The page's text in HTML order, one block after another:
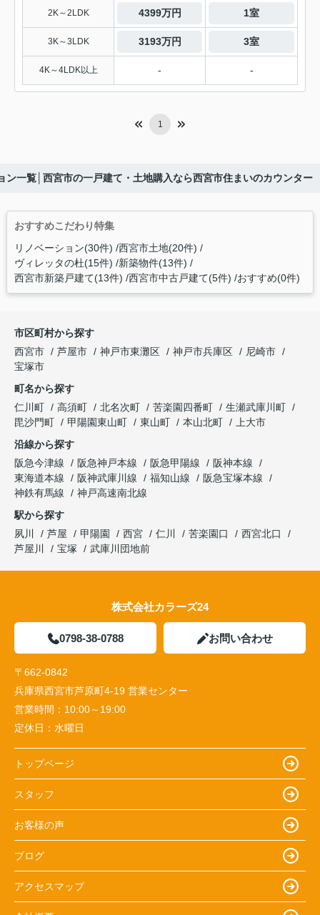
2K～2LDK 4399万円 1室
3K～3LDK 3193万円 3室
4K～4LDK以上 - -
1
ン一覧│西宮市の一戸建て・土地購入なら西宮市住まいのカウンター
おすすめこだわり特集
リノベーション(30件) 西宮市土地(20件)
ヴィレッタの杜(15件) 新築物件(13件)
西宮市新築戸建て(13件) 西宮市中古戸建て(5件) おすすめ(0件)
市区町村から探す
西宮市
芦屋市 神戸市東灘区 神戸市兵庫区
尼崎市
宝塚市
町名から探す
仁川町
高須町 北名次町 苦楽園四番町
生瀬武庫川町
毘沙門町
甲陽園東山町 東山町 本山北町
上大市
沿線から探す
阪急今津線
阪急神戸本線 阪急甲陽線
阪神本線
東海道本線
阪神武庫川線 福知山線
阪急宝塚本線
神鉄有馬線
神戸高速南北線
駅から探す
夙川
芦屋 甲陽園 西宮 仁川 苦楽園口
西宮北口
芦屋川
宝塚 武庫川団地前
株式会社カラーズ24
0798-38-0788 お問い合わせ
〒662-0842
兵庫県西宮市芦原町4-19 営業センター
営業時間： 10:00～19:00
定休日： 水曜日
トップページ
スタッフ
お客様の声
ブログ
アクセスマップ